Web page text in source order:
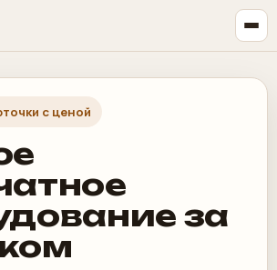
с ценой
за